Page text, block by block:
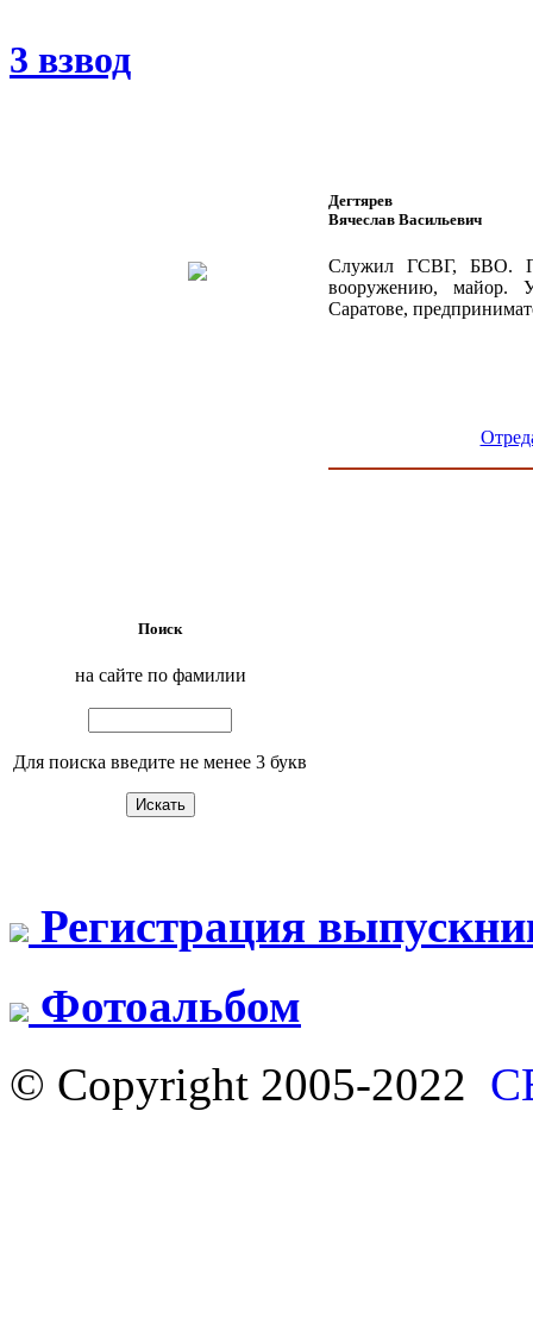
3 взвод
Дегтярев
Вячеслав Васильевич
Служил ГСВГ, БВО.
вооружению, майор.
Саратове,
Поиск
на сайте по фамилии
Для поиска введите не менее 3 букв
Регистрация
Фотоальбом
© Copyright 2005-2022